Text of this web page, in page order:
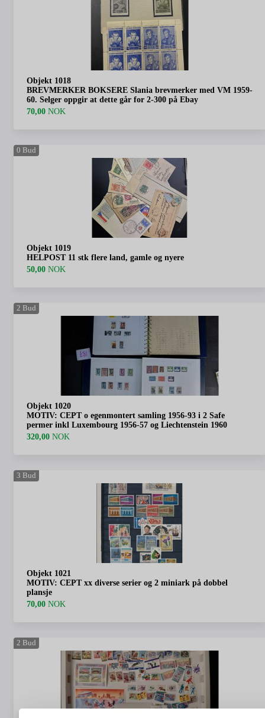
Objekt 1018
BREVMERKER BOKSERE Slania brevmerker med VM 1959-
60. Selger oppgir at dette går for 2-300 på Ebay
70,00 NOK
0 Bud
Objekt 1019
HELPOST 11 stk flere land, gamle og nyere
50,00 NOK
2 Bud
Objekt 1020
MOTIV: CEPT o egenmontert samling 1956-93 i 2 Safe
permer inkl Luxembourg 1956-57 og Liechtenstein 1960
320,00 NOK
3 Bud
Objekt 1021
MOTIV: CEPT xx diverse serier og 2 miniark på dobbel
plansje
70,00 NOK
2 Bud